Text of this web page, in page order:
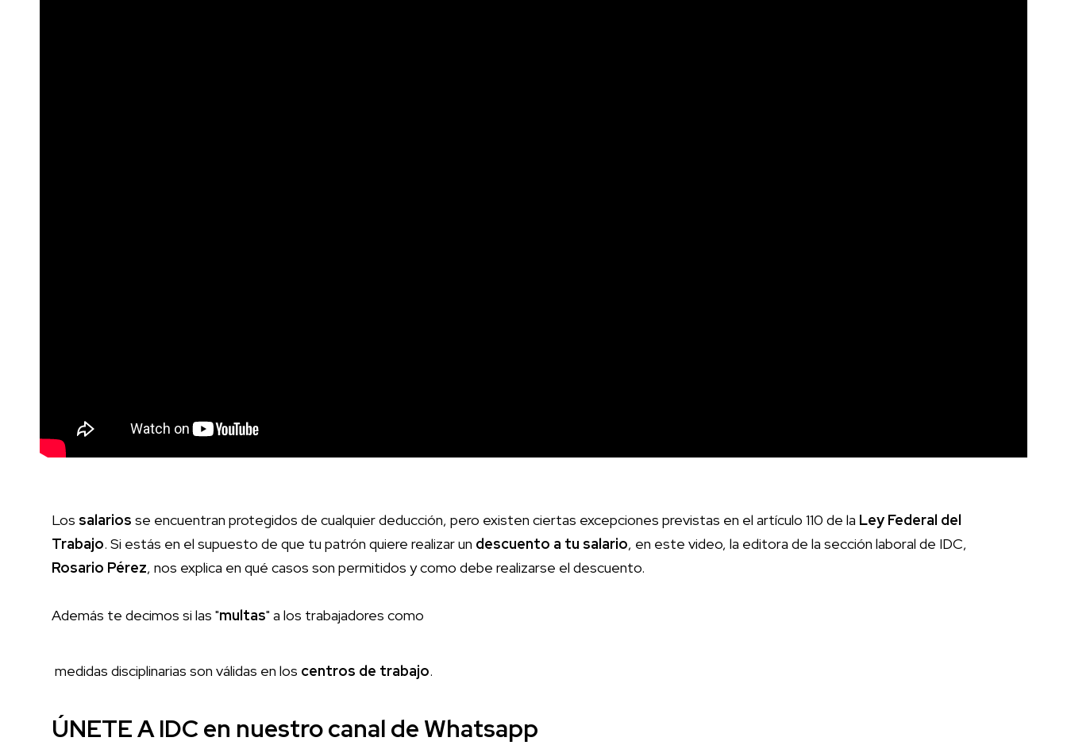
Los salarios se encuentran protegidos de cualquier deducción, pero existen ciertas excepciones previstas en el artículo 110 de la Ley Federal del
Trabajo. Si estás en el supuesto de que tu patrón quiere realizar un descuento a tu salario, en este video, la editora de la sección laboral de IDC,
Rosario Pérez, nos explica en qué casos son permitidos y como debe realizarse el descuento.
Además te decimos si las "multas" a los trabajadores como
medidas disciplinarias son válidas en los centros de trabajo.
ÚNETE A IDC en nuestro canal de Whatsapp